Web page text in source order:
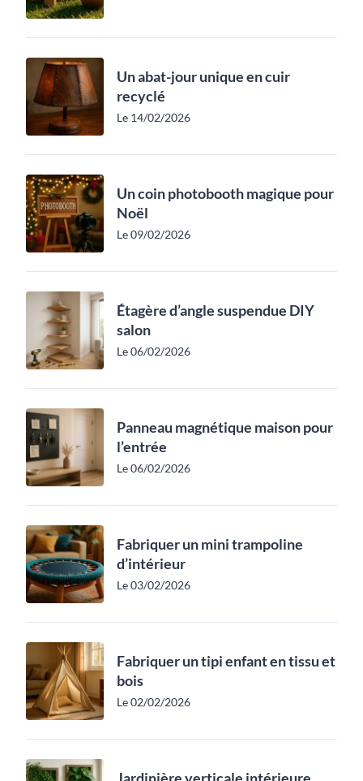
Un abat-jour unique en cuir
recyclé
Le 14/02/2026
Un coin photobooth magique pour
Noël
Le 09/02/2026
Étagère d’angle suspendue DIY
salon
Le 06/02/2026
Panneau magnétique maison pour
l’entrée
Le 06/02/2026
Fabriquer un mini trampoline
d’intérieur
Le 03/02/2026
Fabriquer un tipi enfant en tissu et
bois
Le 02/02/2026